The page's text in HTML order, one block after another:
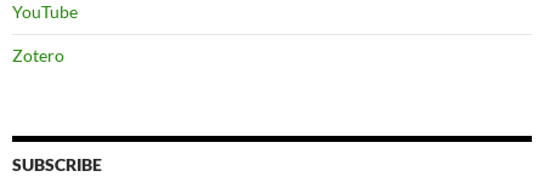
YouTube
Zotero
SUBSCRIBE